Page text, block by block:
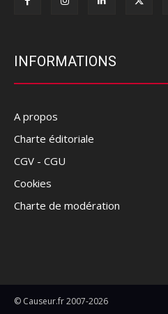
INFORMATIONS
A propos
Charte éditoriale
CGV - CGU
Cookies
Charte de modération
© Causeur.fr 2007-2026